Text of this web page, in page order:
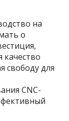
на
о
качество
свободу для
CNC-